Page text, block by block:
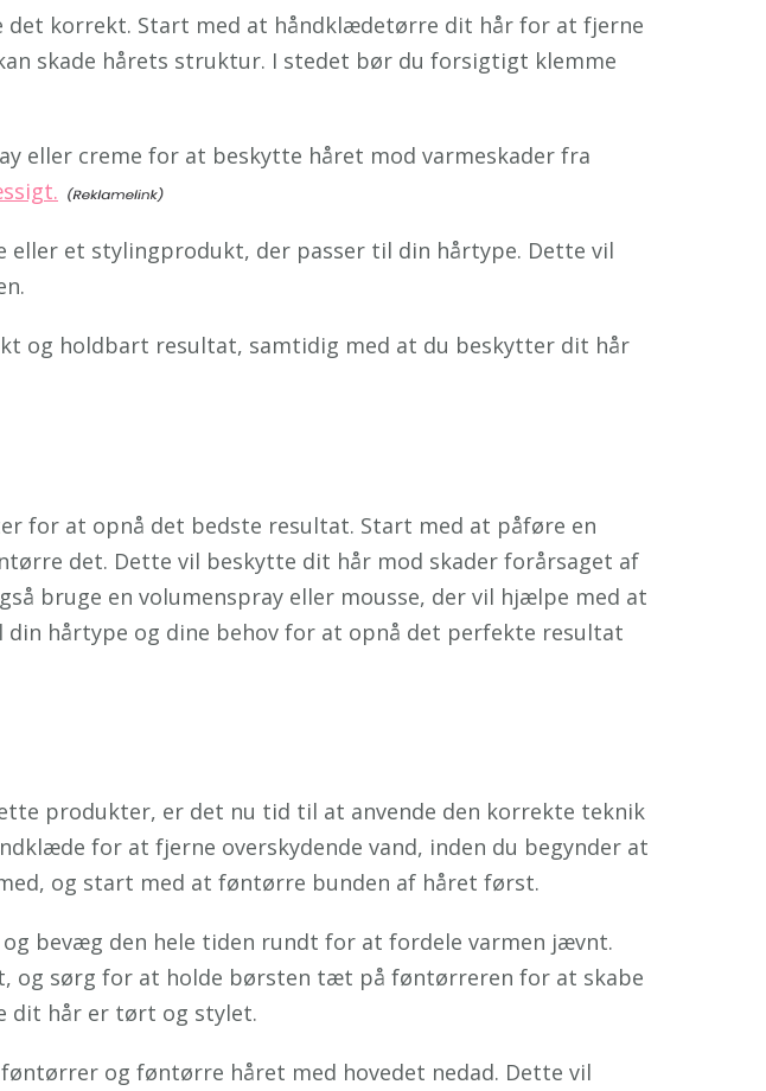
korrekt. Start med at håndklædetørre dit hår for at fjerne
skade hårets struktur. I stedet bør du forsigtigt klemme
eller creme for at beskytte håret mod varmeskader fra
eller et stylingprodukt, der passer til din hårtype. Dette vil
og holdbart resultat, samtidig med at du beskytter dit hår
for at opnå det bedste resultat. Start med at påføre en
det. Dette vil beskytte dit hår mod skader forårsaget af
bruge en volumenspray eller mousse, der vil hjælpe med at
hårtype og dine behov for at opnå det perfekte resultat
produkter, er det nu tid til at anvende den korrekte teknik
for at fjerne overskydende vand, inden du begynder at
og start med at føntørre bunden af håret først.
bevæg den hele tiden rundt for at fordele varmen jævnt.
og sørg for at holde børsten tæt på føntørreren for at skabe
dit hår er tørt og stylet.
og føntørre håret med hovedet nedad. Dette vil